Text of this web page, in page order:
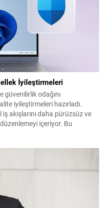
İyileştirmeleri
odağını
iyileştirmeleri hazırladı.
akışlarını daha pürüzsüz ve
içeriyor. Bu
yoğunlaşıyor. Amaç, arka